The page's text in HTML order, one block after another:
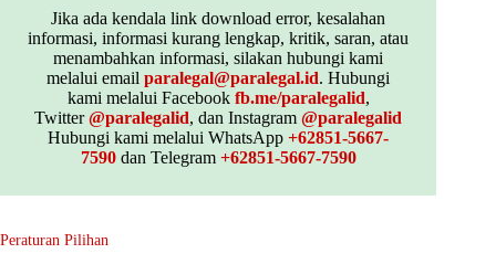
Jika ada kendala link download error, kesalahan
informasi, informasi kurang lengkap, kritik, saran, atau
menambahkan informasi, silakan hubungi kami
melalui emailparalegal@paralegal.id. Hubungi
kami melalui Facebook fb.me/paralegalid,
Twitter@paralegalid, dan Instagram@paralegalid
Hubungi kami melalui WhatsApp+62851-5667-
7590dan Telegram +62851-5667-7590
Peraturan Pilihan